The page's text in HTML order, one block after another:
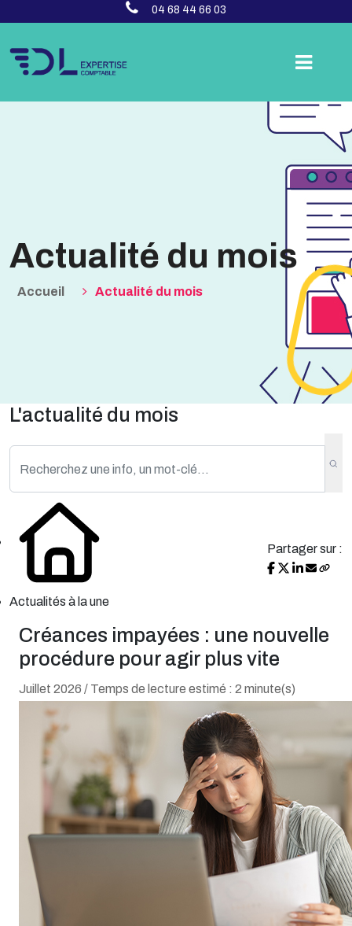
04 68 44 66 03
Actualité du mois
Accueil Actualité du mois
L'actualité du mois
Actualités à la une
Partager sur :
Créances impayées : une nouvelle
procédure pour agir plus vite
Juillet 2026 / Temps de lecture estimé : 2 minute(s)